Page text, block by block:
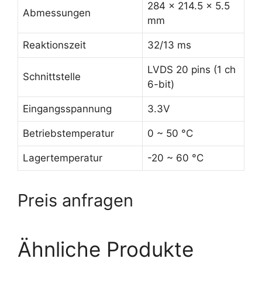
Abmessungen
284 x 214.5 x 5.5
mm
Reaktionszeit 32/13 ms
Schnittstelle
LVDS 20 pins (1 ch
6-bit)
Eingangsspannung 3.3V
Betriebstemperatur 0 ~ 50 °C
Lagertemperatur -20 ~ 60 °C
Preis anfragen
Ähnliche Produkte